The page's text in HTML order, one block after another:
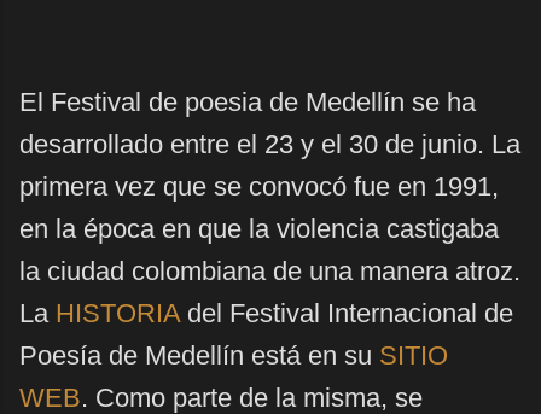
El Festival de poesia de Medellín se ha
desarrollado entre el 23 y el 30 de junio. La
primera vez que se convocó fue en 1991,
en la época en que la violencia castigaba
la ciudad colombiana de una manera atroz.
La HISTORIAdel Festival Internacional de
Poesía de Medellín está en su SITIO
WEB. Como parte de la misma, se